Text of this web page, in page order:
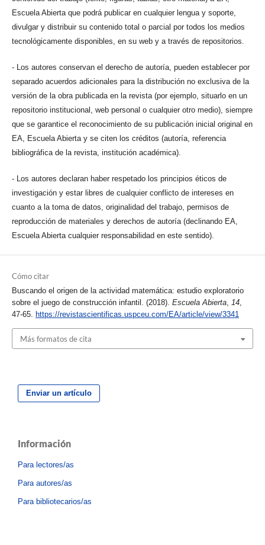
Escuela Abierta que podrá publicar en cualquier lengua y soporte,
divulgar y distribuir su contenido total o parcial por todos los medios
tecnológicamente disponibles, en su web y a través de repositorios.
- Los autores conservan el derecho de autoría, pueden establecer por
separado acuerdos adicionales para la distribución no exclusiva de la
versión de la obra publicada en la revista (por ejemplo, situarlo en un
repositorio institucional, web personal o cualquier otro medio), siempre
que se garantice el reconocimiento de su publicación inicial original en
EA, Escuela Abierta y se citen los créditos (autoría, referencia
bibliográfica de la revista, institución académica).
- Los autores declaran haber respetado los principios éticos de
investigación y estar libres de cualquier conflicto de intereses en
cuanto a la toma de datos, originalidad del trabajo, permisos de
reproducción de materiales y derechos de autoría (declinando EA,
Escuela Abierta cualquier responsabilidad en este sentido).
Cómo citar
Buscando el origen de la actividad matemática: estudio exploratorio
sobre el juego de construcción infantil. (2018). Escuela Abierta, 14,
47-65. https://revistascientificas.uspceu.com/EA/article/view/3341
Más formatos de cita
Enviar un artículo
Información
Para lectores/as
Para autores/as
Para bibliotecarios/as